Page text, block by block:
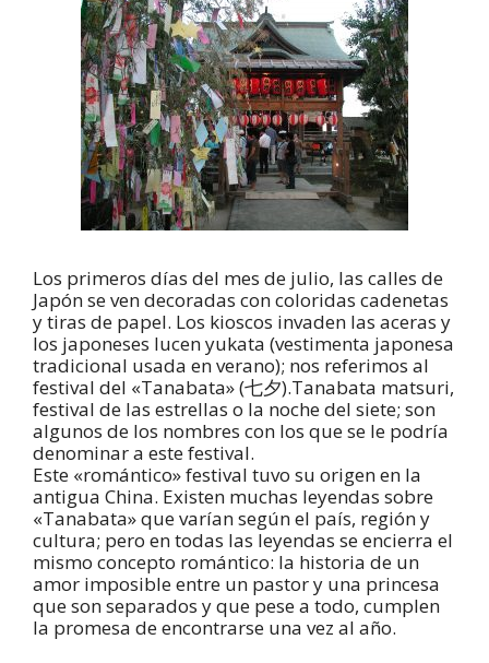
Los primeros días del mes de julio, las calles de
Japón se ven decoradas con coloridas cadenetas
y tiras de papel. Los kioscos invaden las aceras y
los japoneses lucen yukata (vestimenta japonesa
tradicional usada en verano); nos referimos al
festival del «Tanabata» (七夕).Tanabata matsuri,
festival de las estrellas o la noche del siete; son
algunos de los nombres con los que se le podría
denominar a este festival.
Este «romántico» festival tuvo su origen en la
antigua China. Existen muchas leyendas sobre
«Tanabata» que varían según el país, región y
cultura; pero en todas las leyendas se encierra el
mismo concepto romántico: la historia de un
amor imposible entre un pastor y una princesa
que son separados y que pese a todo, cumplen
la promesa de encontrarse una vez al año.